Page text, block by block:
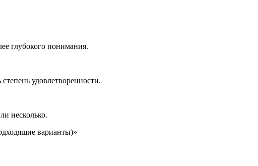
глубокого понимания.
удовлетворенности.
несколько.
варианты)»